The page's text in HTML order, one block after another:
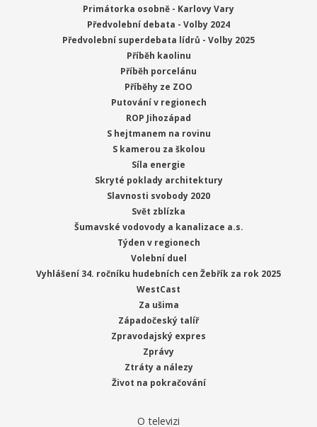
Primátorka osobně - Karlovy Vary
Předvolební debata - Volby 2024
Předvolební superdebata lídrů - Volby 2025
Příběh kaolinu
Příběh porcelánu
Příběhy ze ZOO
Putování v regionech
ROP Jihozápad
S hejtmanem na rovinu
S kamerou za školou
Síla energie
Skryté poklady architektury
Slavnosti svobody 2020
Svět zblízka
Šumavské vodovody a kanalizace a.s.
Týden v regionech
Volební duel
Vyhlášení 34. ročníku hudebních cen Žebřík za rok 2025
WestCast
Za ušima
Západočeský talíř
Zpravodajský expres
Zprávy
Ztráty a nálezy
Život na pokračování
O televizi